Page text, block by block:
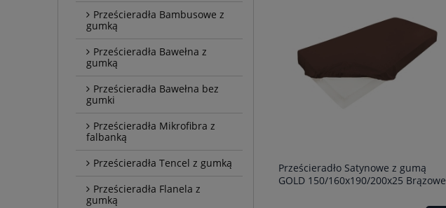
Prześcieradła Bambusowe z
gumką
Prześcieradła Bawełna z
gumką
Prześcieradła Bawełna bez
gumki
Prześcieradła Mikrofibra z
falbanką
Prześcieradła Tencel z gumką
Prześcieradła Flanela z
gumką
Prześcieradło Satynowe z gumą
GOLD 150/160x190/200x25 Brązowe